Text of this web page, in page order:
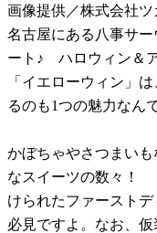
画像提供／株式会社
名古屋にある八事サ
ート♪ ハロウィン＆
「イエローウィン」
るのも1つの魅力なん
かぼちゃやさつまい
なスイーツの数々！
けられたファースト
必見ですよ。なお、